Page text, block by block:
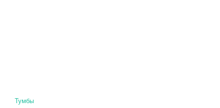
Тумбы